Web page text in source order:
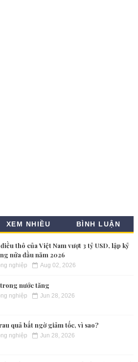
XEM NHIỀU BÌNH LUẬN
thô của Việt Nam vượt 3 tỷ USD, lập kỷ
nửa đầu năm 2026
nghiệp Aug 02, 2026
trong nước tăng
nghiệp Jun 28, 2026
quả bất ngờ giảm tốc, vì sao?
nghiệp Jun 28, 2026